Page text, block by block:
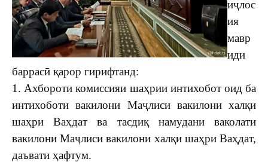
иҷлос
ия
мавр
иди
баррасӣ қарор гирифтанд:
1. Ахбороти комиссияи шаҳрии интихобот оид ба
интихоботи вакилони Маҷлиси вакилони халқи
шаҳри Ваҳдат ва тасдиқ намудани ваколати
вакилони Маҷлиси вакилони халқи шаҳри Ваҳдат,
даъвати ҳафтум.